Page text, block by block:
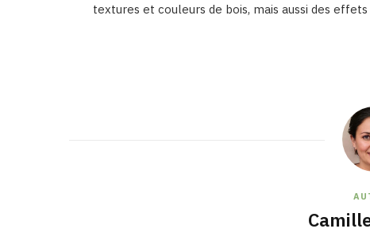
textures et couleurs de bois, mais aussi des